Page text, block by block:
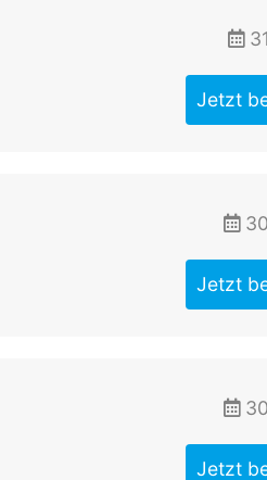
Jetzt
Jetzt
Jetzt